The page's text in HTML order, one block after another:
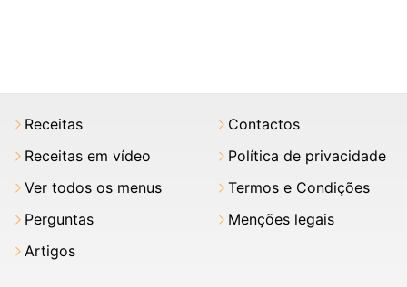
Receitas
Receitas em vídeo
Ver todos os menus
Perguntas
Artigos
Contactos
Política de privacidade
Termos e Condições
Menções legais